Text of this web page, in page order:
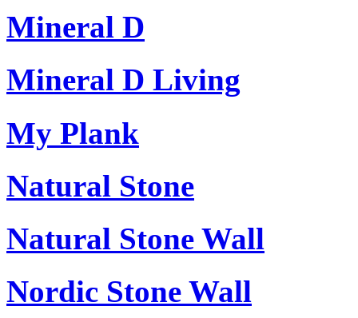
Mineral D
Mineral D Living
My Plank
Natural Stone
Natural Stone Wall
Nordic Stone Wall